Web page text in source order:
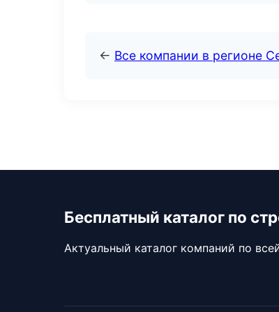
← Все компании в регионе
Бесплатный каталог по
Актуальный каталог компаний по